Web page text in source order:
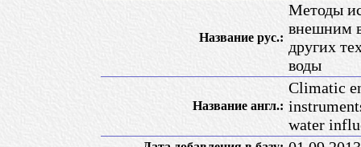
Название рус.:
Методы
внешним
других
воды
Название англ.:
Climatic
water